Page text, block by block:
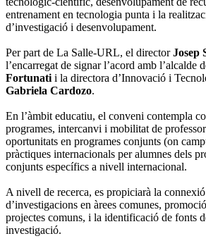
entrenament en tecnologia punta i la
d’investigació i desenvolupament.
Per part de La Salle-URL, el directorJosep
l’encarregat de signar l’acord amb l’alcalde
Fortunati i la directora d’Innovació i
Gabriela Cardozo.
En l’àmbit educatiu, el conveni contempla
programes, intercanvi i mobilitat de
oportunitats en programes conjunts (on
pràctiques internacionals per alumnes dels
conjunts específics a nivell internacional.
A nivell de recerca, es propiciarà la
d’investigacions en àrees comunes,
projectes comuns, i la identificació de fonts
investigació.